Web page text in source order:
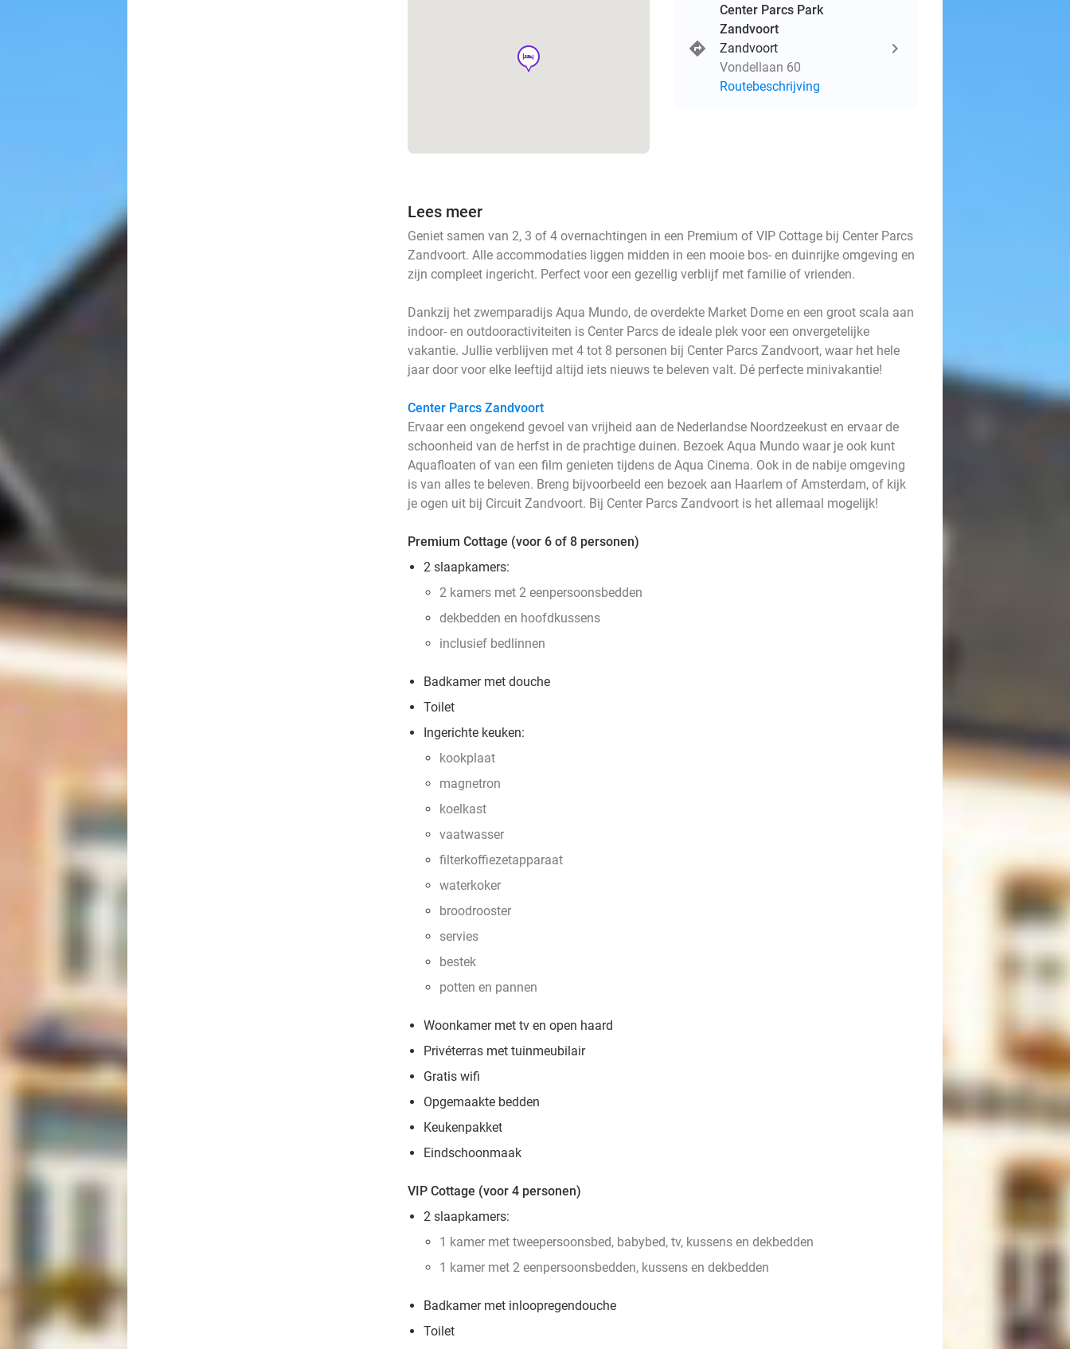
hotel
Center Parcs Park
Zandvoort
Zandvoort
Vondellaan 60
Routebeschrijving
Lees meer
Geniet samen van 2, 3 of 4 overnachtingen in een Premium of VIP Cottage bij Center Parcs
Zandvoort. Alle accommodaties liggen midden in een mooie bos- en duinrijke omgeving en
zijn compleet ingericht. Perfect voor een gezellig verblijf met familie of vrienden.
Dankzij het zwemparadijs Aqua Mundo, de overdekte Market Dome en een groot scala aan
indoor- en outdooractiviteiten is Center Parcs de ideale plek voor een onvergetelijke
vakantie. Jullie verblijven met 4 tot 8 personen bij Center Parcs Zandvoort, waar het hele
jaar door voor elke leeftijd altijd iets nieuws te beleven valt. Dé perfecte minivakantie!
Center Parcs Zandvoort
Ervaar een ongekend gevoel van vrijheid aan de Nederlandse Noordzeekust en ervaar de
schoonheid van de herfst in de prachtige duinen. Bezoek Aqua Mundo waar je ook kunt
Aquafloaten of van een film genieten tijdens de Aqua Cinema. Ook in de nabije omgeving
is van alles te beleven. Breng bijvoorbeeld een bezoek aan Haarlem of Amsterdam, of kijk
je ogen uit bij Circuit Zandvoort. Bij Center Parcs Zandvoort is het allemaal mogelijk!
Premium Cottage (voor 6 of 8 personen)
2 slaapkamers:
2 kamers met 2 eenpersoonsbedden
dekbedden en hoofdkussens
inclusief bedlinnen
Badkamer met douche
Toilet
Ingerichte keuken:
kookplaat
magnetron
koelkast
vaatwasser
filterkoffiezetapparaat
waterkoker
broodrooster
servies
bestek
potten en pannen
Woonkamer met tv en open haard
Privéterras met tuinmeubilair
Gratis wifi
Opgemaakte bedden
Keukenpakket
Eindschoonmaak
VIP Cottage (voor 4 personen)
2 slaapkamers:
1 kamer met tweepersoonsbed, babybed, tv, kussens en dekbedden
1 kamer met 2 eenpersoonsbedden, kussens en dekbedden
Badkamer met inloopregendouche
Toilet